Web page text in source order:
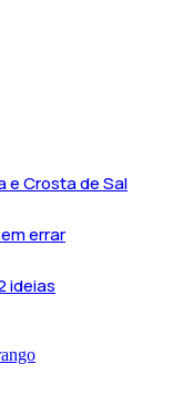
e Crosta de Sal
errar
ideias